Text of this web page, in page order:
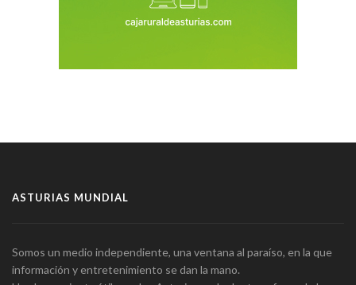
ASTURIAS MUNDIAL
Somos un medio independiente, una ventana al paraíso, en la que
información y entretenimiento se dan la mano.